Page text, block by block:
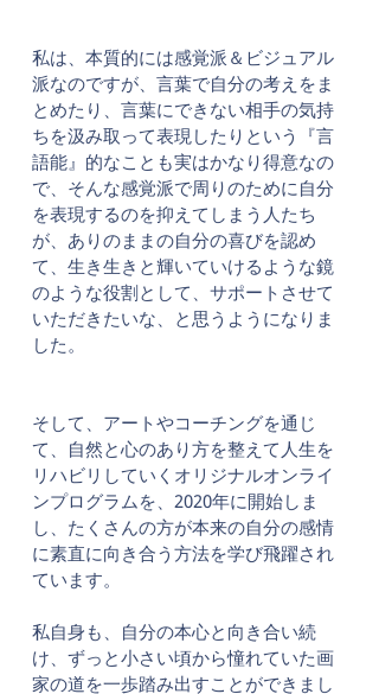
私は、本質的には感覚派＆ビジュアル
派なのですが、言葉で自分の考えをま
とめたり、言葉にできない相手の気持
ちを汲み取って表現したりという『言
語能』的なことも実はかなり得意なの
で、そんな感覚派で周りのために自分
を表現するのを抑えてしまう人たち
が、ありのままの自分の喜びを認め
て、生き生きと輝いていけるような鏡
のような役割として、サポートさせて
いただきたいな、と思うようになりま
した。
そして、アートやコーチングを通じ
て、自然と心のあり方を整えて人生を
リハビリしていくオリジナルオンライ
ンプログラムを、2020年に開始しま
し、たくさんの方が本来の自分の感情
に素直に向き合う方法を学び飛躍され
ています。
私自身も、自分の本心と向き合い続
け、ずっと小さい頃から憧れていた画
家の道を一歩踏み出すことができまし